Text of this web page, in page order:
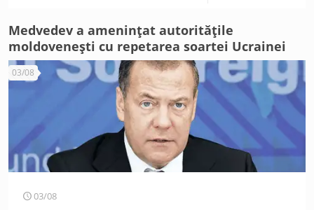
Medvedev a amenințat autoritățile
moldovenești cu repetarea soartei Ucrainei
03/08
03/08